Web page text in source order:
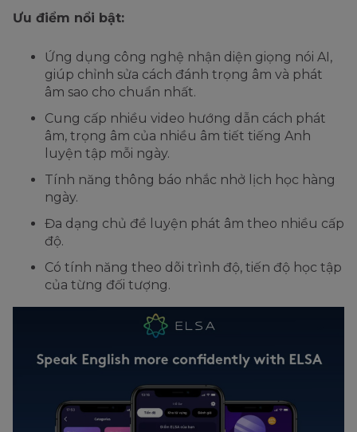
Ưu điểm nổi bật:
Ứng dụng công nghệ nhận diện giọng nói AI,
giúp chỉnh sửa cách đánh trọng âm và phát
âm sao cho chuẩn nhất.
Cung cấp nhiều video hướng dẫn cách phát
âm, trọng âm của nhiều âm tiết tiếng Anh
luyện tập mỗi ngày.
Tính năng thông báo nhắc nhở lịch học hàng
ngày.
Đa dạng chủ đề luyện phát âm theo nhiều cấp
độ.
Có tính năng theo dõi trình độ, tiến độ học tập
của từng đối tượng.